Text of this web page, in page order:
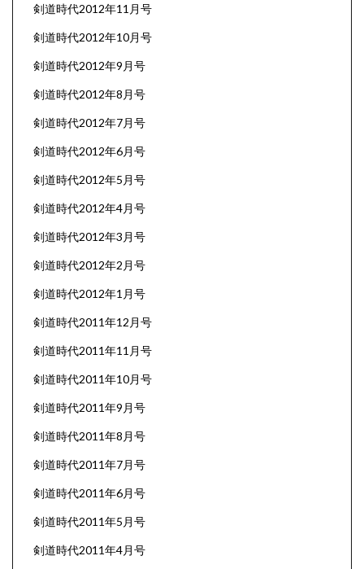
剣道時代2012年11月号
剣道時代2012年10月号
剣道時代2012年9月号
剣道時代2012年8月号
剣道時代2012年7月号
剣道時代2012年6月号
剣道時代2012年5月号
剣道時代2012年4月号
剣道時代2012年3月号
剣道時代2012年2月号
剣道時代2012年1月号
剣道時代2011年12月号
剣道時代2011年11月号
剣道時代2011年10月号
剣道時代2011年9月号
剣道時代2011年8月号
剣道時代2011年7月号
剣道時代2011年6月号
剣道時代2011年5月号
剣道時代2011年4月号